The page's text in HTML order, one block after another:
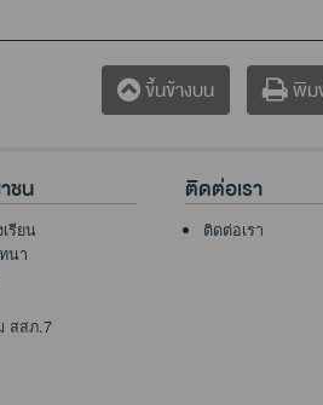
ขึ้นข้างบน พิ
ชน
เรียน
นา
สสภ.7
ติดต่อเรา
ติดต่อเรา